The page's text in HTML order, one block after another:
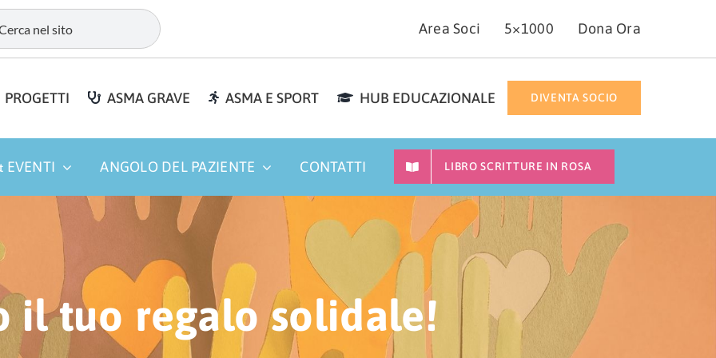
Area Soci 5×1000 Dona Ora
PROGETTI ASMA GRAVE ASMA E SPORT HUB EDUCAZIONALE DIVENTA SOCIO
EVENTI ANGOLO DEL PAZIENTE CONTATTI LIBRO SCRITTURE IN ROSA
il tuo regalo solidale!